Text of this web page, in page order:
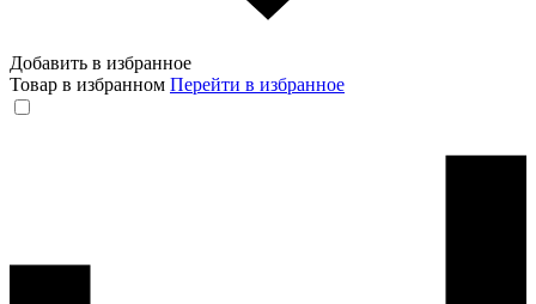
Добавить в избранное
Товар в избранном Перейти в избранное